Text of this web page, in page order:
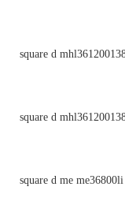
square d
square d
square d me